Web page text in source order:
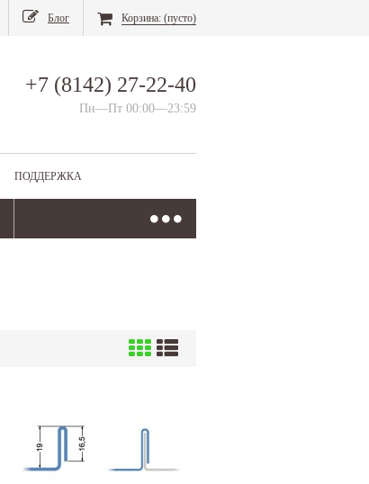
Блог Корзина: (пусто)
+7 (8142) 27-22-40
Пн—Пт 00:00—23:59
ПОДДЕРЖКА